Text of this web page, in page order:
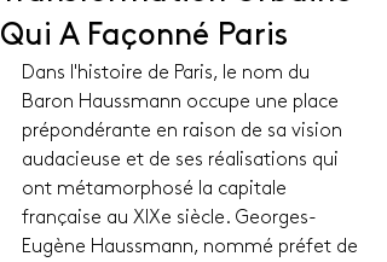
Qui A Façonné Paris
Dans l'histoire de Paris, le nom du
Baron Haussmann occupe une place
prépondérante en raison de sa vision
audacieuse et de ses réalisations qui
ont métamorphosé la capitale
française au XIXe siècle. Georges-
Eugène Haussmann, nommé préfet de